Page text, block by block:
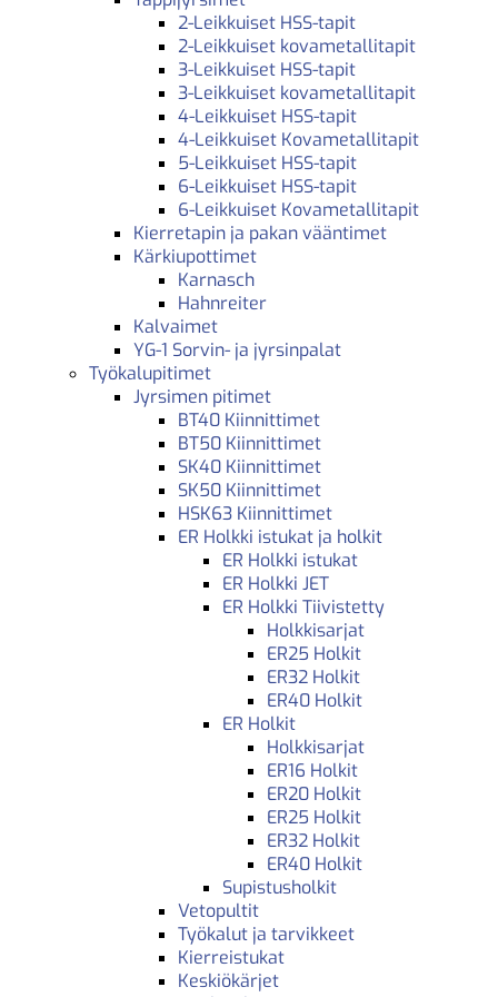
2-Leikkuiset HSS-tapit
2-Leikkuiset kovametallitapit
3-Leikkuiset HSS-tapit
3-Leikkuiset kovametallitapit
4-Leikkuiset HSS-tapit
4-Leikkuiset Kovametallitapit
5-Leikkuiset HSS-tapit
6-Leikkuiset HSS-tapit
6-Leikkuiset Kovametallitapit
Kierretapin ja pakan vääntimet
Kärkiupottimet
Karnasch
Hahnreiter
Kalvaimet
YG-1 Sorvin- ja jyrsinpalat
Työkalupitimet
Jyrsimen pitimet
BT40 Kiinnittimet
BT50 Kiinnittimet
SK40 Kiinnittimet
SK50 Kiinnittimet
HSK63 Kiinnittimet
ER Holkki istukat ja holkit
ER Holkki istukat
ER Holkki JET
ER Holkki Tiivistetty
Holkkisarjat
ER25 Holkit
ER32 Holkit
ER40 Holkit
ER Holkit
Holkkisarjat
ER16 Holkit
ER20 Holkit
ER25 Holkit
ER32 Holkit
ER40 Holkit
Supistusholkit
Vetopultit
Työkalut ja tarvikkeet
Kierreistukat
Keskiökärjet